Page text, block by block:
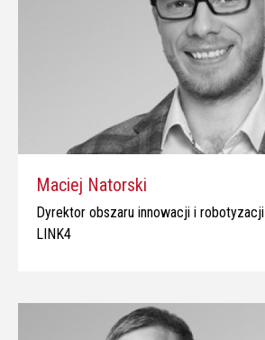
Maciej Natorski
Dyrektor obszaru innowacji i robotyzacji
LINK4